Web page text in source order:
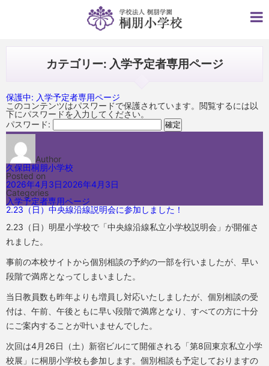
カテゴリー: 入学予定者専用ページ
保護中: 入学予定者専用ページ
このコンテンツはパスワードで保護されています。閲覧するには以
下にパスワードを入力してください。
パスワード:
Author
久保田桐朋小学校
Posted on
2026年4月3日2026年4月3日
Categories
入学予定者専用ページ
2.23（日）中央線沿線説明会に参加しました！
2.23（日）明星小学校で「中央線沿線私立小学校説明会」が開催さ
れました。
事前の本校サイトから個別相談の予約の一部を行いましたが、早い
段階で満席となってしまいました。
当日教員数も昨年よりも増員し対応いたしましたが、個別相談の受
付は、午前、午後ともに早い段階で満席となり、すべての方に十分
にご案内することが叶いませんでした。
次回は4月26日（土）新宿ビルにて開催される「第8回東京私立小学
校展」に桐朋小学校も参加します。個別相談も予定しておりますの